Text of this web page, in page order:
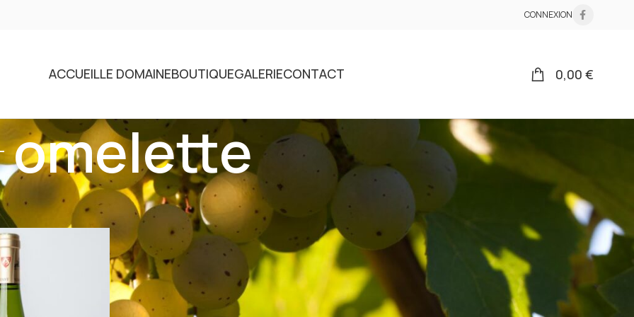
CONNEXION
ACCUEILLE DOMAINEBOUTIQUEGALERIECONTACT 0,00 €
omelette
“omelette”